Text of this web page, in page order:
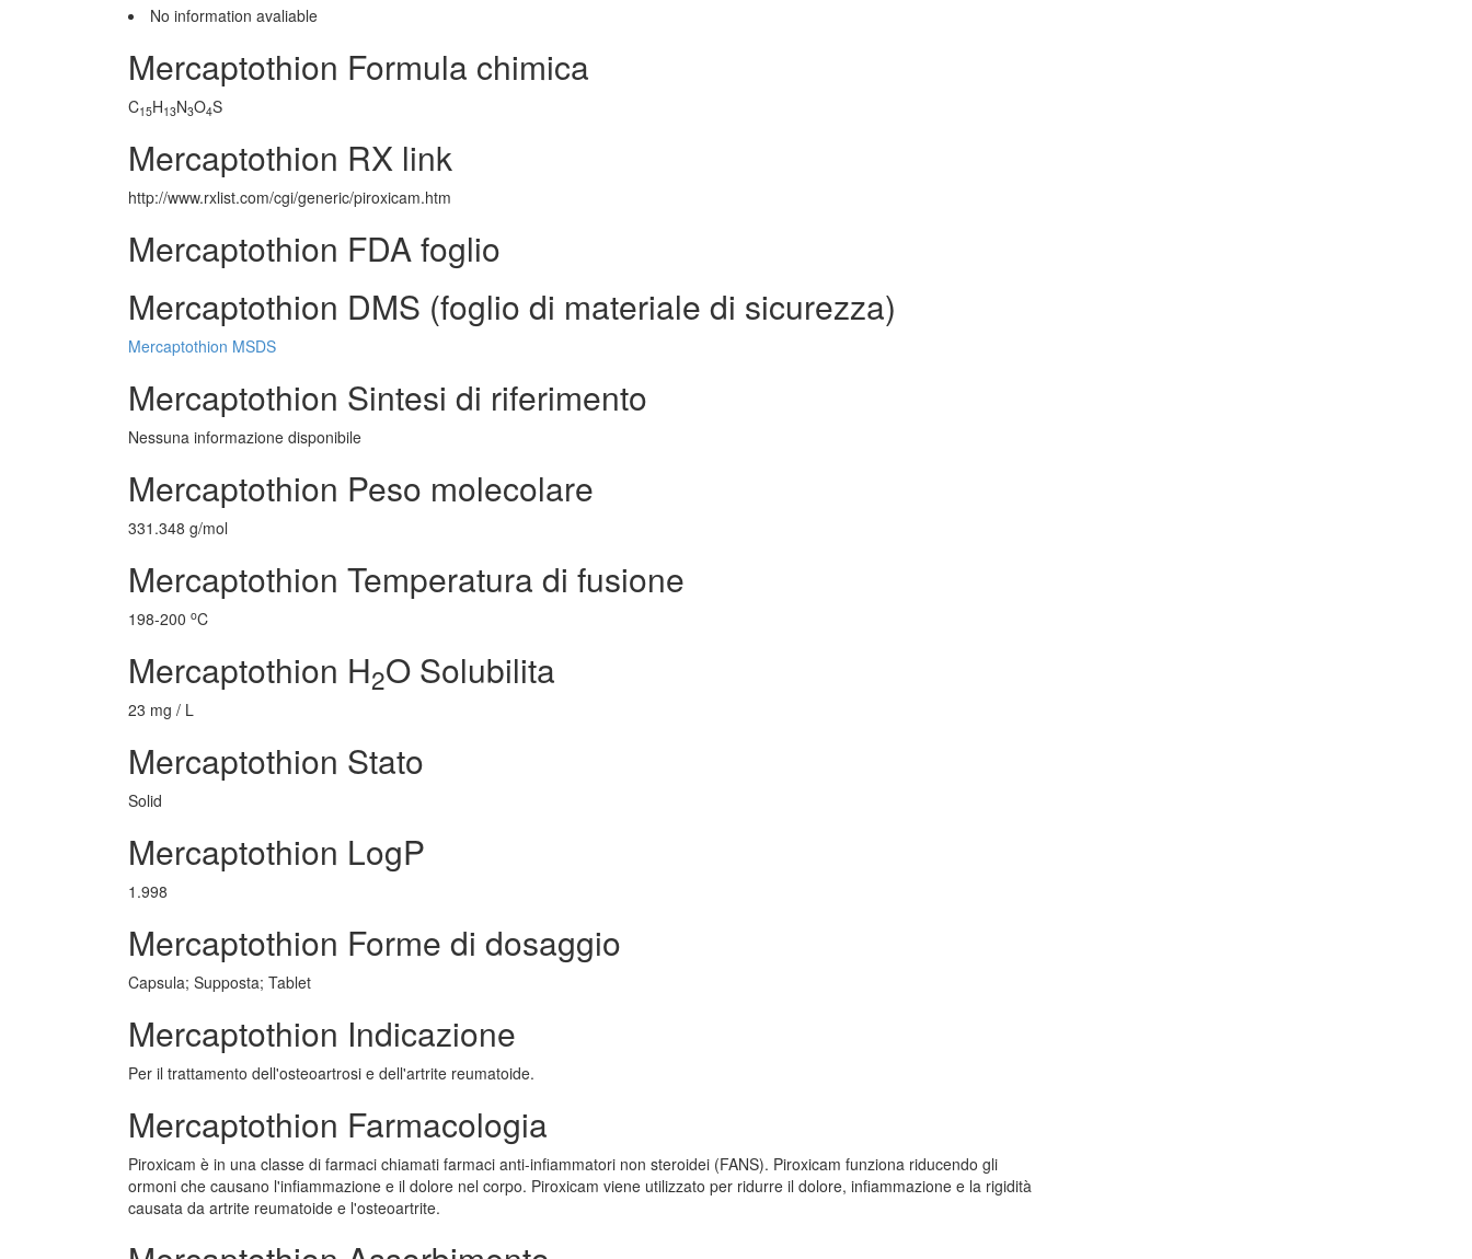
No information avaliable
Mercaptothion Formula chimica
C15H13N3O4S
Mercaptothion RX link
http://www.rxlist.com/cgi/generic/piroxicam.htm
Mercaptothion FDA foglio
Mercaptothion DMS (foglio di materiale di sicurezza)
Mercaptothion MSDS
Mercaptothion Sintesi di riferimento
Nessuna informazione disponibile
Mercaptothion Peso molecolare
331.348 g/mol
Mercaptothion Temperatura di fusione
198-200 oC
Mercaptothion H2O Solubilita
23 mg / L
Mercaptothion Stato
Solid
Mercaptothion LogP
1.998
Mercaptothion Forme di dosaggio
Capsula; Supposta; Tablet
Mercaptothion Indicazione
Per il trattamento dell'osteoartrosi e dell'artrite reumatoide.
Mercaptothion Farmacologia
Piroxicam è in una classe di farmaci chiamati farmaci anti-infiammatori non steroidei (FANS). Piroxicam funziona riducendo gli
ormoni che causano l'infiammazione e il dolore nel corpo. Piroxicam viene utilizzato per ridurre il dolore, infiammazione e la rigidità
causata da artrite reumatoide e l'osteoartrite.